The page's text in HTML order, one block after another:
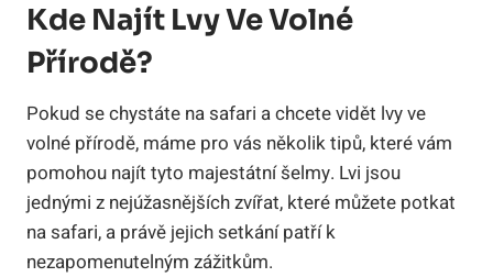
Kde Najít Lvy Ve Volné
Přírodě?
Pokud se chystáte na safari a chcete vidět lvy ve
volné přírodě, máme pro vás několik tipů, které vám
pomohou najít tyto majestátní šelmy. Lvi jsou
jednými z nejúžasnějších zvířat, které můžete potkat
na safari, a právě jejich setkání patří k
nezapomenutelným zážitkům.